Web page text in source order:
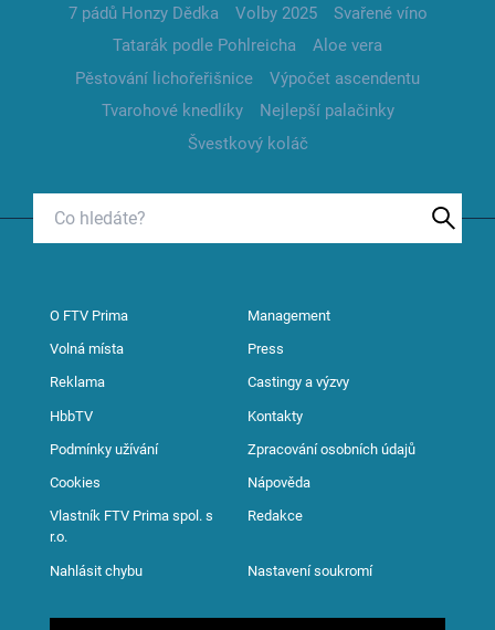
7 pádů Honzy Dědka
Volby 2025
Svařené víno
Tatarák podle Pohlreicha
Aloe vera
Pěstování lichořeřišnice
Výpočet ascendentu
Tvarohové knedlíky
Nejlepší palačinky
Švestkový koláč
O FTV Prima Management
Volná místa Press
Reklama Castingy a výzvy
HbbTV Kontakty
Podmínky užívání Zpracování osobních údajů
Cookies Nápověda
Vlastník FTV Prima spol. s
r.o.
Redakce
Nahlásit chybu Nastavení soukromí